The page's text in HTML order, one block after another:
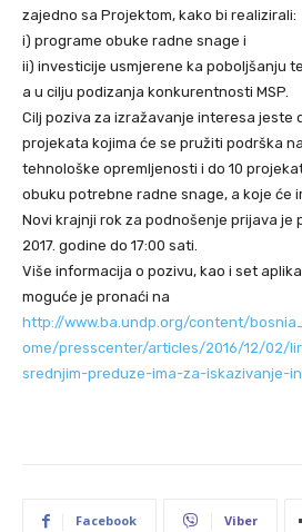
zajedno sa Projektom, kako bi realizirali:
i) programe obuke radne snage i
ii) investicije usmjerene ka poboljšanju
a u cilju podizanja konkurentnosti MSP.
Cilj poziva za izražavanje interesa jeste
projekata kojima će se pružiti podrška
tehnološke opremljenosti i do 10
obuku potrebne radne snage, a koje će
Novi krajnji rok za podnošenje prijava je
2017. godine do 17:00 sati.
Više informacija o pozivu, kao i set
moguće je pronaći na
http://www.ba.undp.org/content/
ome/presscenter/articles/2016/12/02/
srednjim-preduze-ima-za-iskazivanje-
Facebook Viber